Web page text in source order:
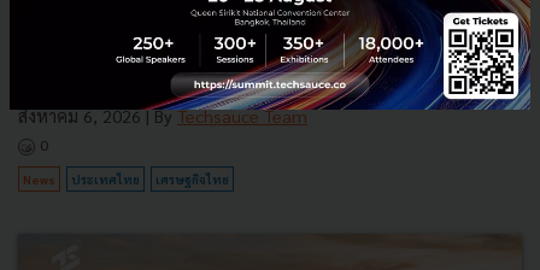
นายอนุทิน ชาญวีรกูล นายกรัฐมนตรีและรัฐมนตรีว่าการกระทรวง
มหาดไทย กล่าวปาฐกถาพิเศษในหัวข้อ “ฝ่าวิกฤติ รับมือระเบียบโลก
ใหม่” ในงาน The INTANIA Forum...
สิงหาคม 6, 2026| ByTechsauce Team
0
News ประเทศไทย เศรษฐกิจไทย